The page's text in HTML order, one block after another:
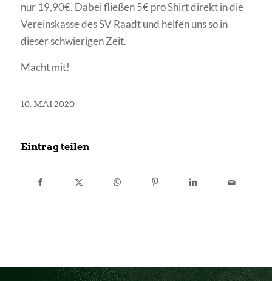
nur 19,90€. Dabei fließen 5€ pro Shirt direkt in die
Vereinskasse des SV Raadt und helfen uns so in
dieser schwierigen Zeit.
Macht mit!
10. MAI 2020
Eintrag teilen